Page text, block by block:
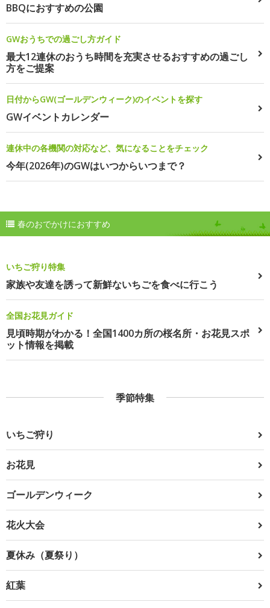
BBQにおすすめの公園
GWおうちでの過ごし方ガイド
最大12連休のおうち時間を充実させるおすすめの過ごし
方をご提案
日付からGW(ゴールデンウィーク)のイベントを探す
GWイベントカレンダー
連休中の各機関の対応など、気になることをチェック
今年(2026年)のGWはいつからいつまで？
春のおでかけにおすすめ
いちご狩り特集
家族や友達を誘って新鮮ないちごを食べに行こう
全国お花見ガイド
見頃時期がわかる！全国1400カ所の桜名所・お花見スポ
ット情報を掲載
季節特集
いちご狩り
お花見
ゴールデンウィーク
花火大会
夏休み（夏祭り）
紅葉